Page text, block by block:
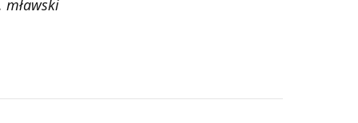
mławski